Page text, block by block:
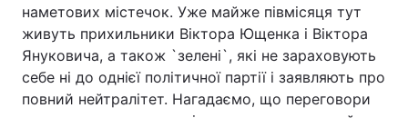
наметових містечок. Уже майже півмісяця тут
живуть прихильники Віктора Ющенка і Віктора
Януковича, а також `зелені`, які не зараховують
себе ні до однієї політичної партії і заявляють про
повний нейтралітет. Нагадаємо, що переговори